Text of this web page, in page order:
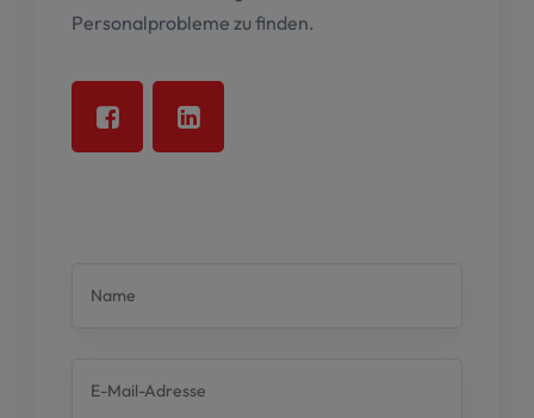
Personalprobleme zu finden.